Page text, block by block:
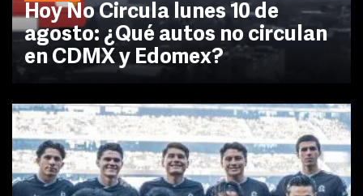
Hoy No Circula lunes 10 de
agosto: ¿Qué autos no circulan
en CDMX y Edomex?